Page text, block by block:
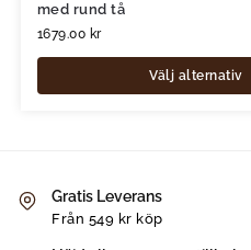
med rund tå
1679.00 kr
Välj alternativ
Gratis Leverans
Från 549 kr köp